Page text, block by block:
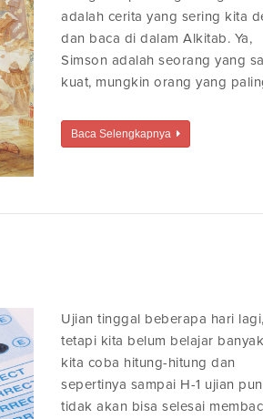
adalah cerita yang sering kita
dan baca di dalam Alkitab. Ya,
Simson adalah seorang yang
kuat, mungkin orang yang
Baca Selengkapnya
Ujian tinggal beberapa hari lagi,
tetapi kita belum belajar
kita coba hitung-hitung dan
sepertinya sampai H-1 ujian
tidak akan bisa selesai